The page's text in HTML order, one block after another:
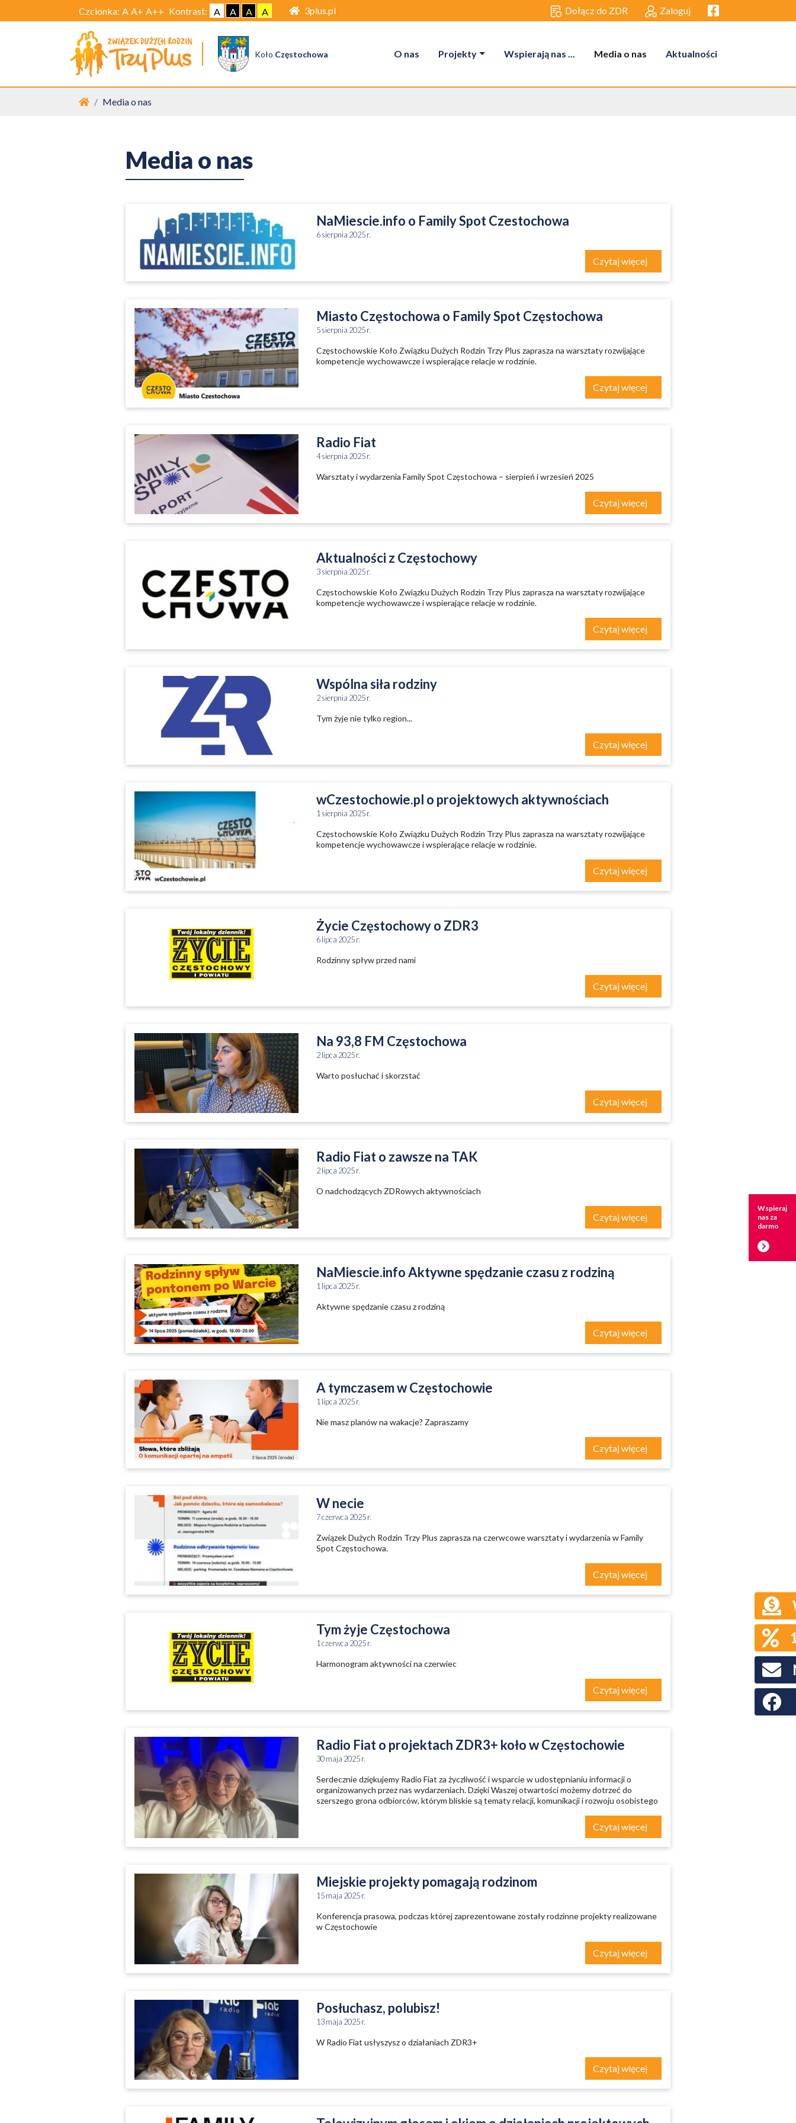
Czcionka: A A+ A++ Kontrast: A A A A 3plus.pl Dołącz do ZDR Zaloguj Facebook link
Koło Częstochowa O nas Projekty Wspierają nas ... Media o nas Aktualności
Strona główna
Media o nas
Media o nas
NaMiescie.info o Family Spot Czestochowa
6 sierpnia 2025 r.
Czytaj więcej
Miasto Częstochowa o Family Spot Częstochowa
5 sierpnia 2025 r.
Częstochowskie Koło Związku Dużych Rodzin Trzy Plus zaprasza na warsztaty rozwijające
kompetencje wychowawcze i wspierające relacje w rodzinie.
Czytaj więcej
Radio Fiat
4 sierpnia 2025 r.
Warsztaty i wydarzenia Family Spot Częstochowa – sierpień i wrzesień 2025
Czytaj więcej
Aktualności z Częstochowy
3 sierpnia 2025 r.
Częstochowskie Koło Związku Dużych Rodzin Trzy Plus zaprasza na warsztaty rozwijające
kompetencje wychowawcze i wspierające relacje w rodzinie.
Czytaj więcej
Wspólna siła rodziny
2 sierpnia 2025 r.
Tym żyje nie tylko region...
Czytaj więcej
wCzestochowie.pl o projektowych aktywnościach
1 sierpnia 2025 r.
Częstochowskie Koło Związku Dużych Rodzin Trzy Plus zaprasza na warsztaty rozwijające
kompetencje wychowawcze i wspierające relacje w rodzinie.
Czytaj więcej
Życie Częstochowy o ZDR3
6 lipca 2025 r.
Rodzinny spływ przed nami
Czytaj więcej
Na 93,8 FM Częstochowa
2 lipca 2025 r.
Warto posłuchać i skorzstać
Czytaj więcej
Radio Fiat o zawsze na TAK
2 lipca 2025 r.
O nadchodzących ZDRowych aktywnościach
Czytaj więcej
NaMiescie.info Aktywne spędzanie czasu z rodziną
1 lipca 2025 r.
Aktywne spędzanie czasu z rodziną
Czytaj więcej
A tymczasem w Częstochowie
1 lipca 2025 r.
Nie masz planów na wakacje? Zapraszamy
Czytaj więcej
W necie
7 czerwca 2025 r.
Związek Dużych Rodzin Trzy Plus zaprasza na czerwcowe warsztaty i wydarzenia w Family
Spot Częstochowa.
Czytaj więcej
Tym żyje Częstochowa
1 czerwca 2025 r.
Harmonogram aktywności na czerwiec
Czytaj więcej
Radio Fiat o projektach ZDR3+ koło w Częstochowie
30 maja 2025 r.
Serdecznie dziękujemy Radio Fiat za życzliwość i wsparcie w udostępnianiu informacji o
organizowanych przez nas wydarzeniach. Dzięki Waszej otwartości możemy dotrzeć do
szerszego grona odbiorców, którym bliskie są tematy relacji, komunikacji i rozwoju osobistego
Czytaj więcej
Miejskie projekty pomagają rodzinom
15 maja 2025 r.
Konferencja prasowa, podczas której zaprezentowane zostały rodzinne projekty realizowane
w Częstochowie
Czytaj więcej
Posłuchasz, polubisz!
13 maja 2025 r.
W Radio Fiat usłyszysz o działaniach ZDR3+
Czytaj więcej
Wspieraj
nas za
darmo